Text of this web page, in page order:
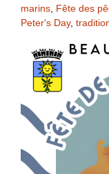
marins Fête des
Peter's Day,